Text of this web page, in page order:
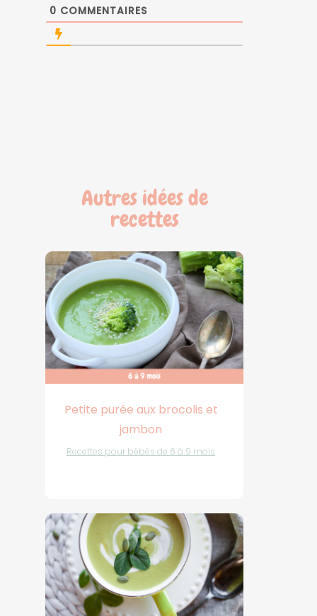
0 COMMENTAIRES
Autres idées de
recettes
Petite purée aux brocolis et
jambon
Recettes pour bébés de 6 à 9 mois